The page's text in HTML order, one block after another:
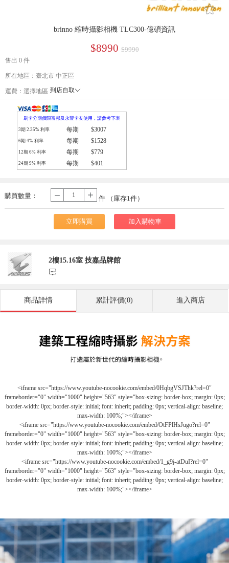
󰄔
brinno 縮時攝影相機 TLC300-億碩資訊
$8990 $9990
售出 0 件
所在地區：臺北市 中正區
運費： 選擇地區 到店自取󰄘
刷卡分期價限富邦及永豐卡友使用，請參考下表
3期 2.35% 利率 每期 $3007
6期 4% 利率 每期 $1528
12期 6% 利率 每期 $779
24期 9% 利率 每期 $401
購買數量：
- 件 （庫存1件）
立即購買 加入購物車
2樓15.16室 技嘉品牌館
󰃨
商品詳情 累計評價(0) 進入商店
<iframe src="https://www.youtube-nocookie.com/embed/0HqbgVSJThk?rel=0"
frameborder="0" width="1000" height="563" style="box-sizing: border-box; margin: 0px;
border-width: 0px; border-style: initial; font: inherit; padding: 0px; vertical-align: baseline;
max-width: 100%;"></iframe>
<iframe src="https://www.youtube-nocookie.com/embed/OtFPlHsJugo?rel=0"
frameborder="0" width="1000" height="563" style="box-sizing: border-box; margin: 0px;
border-width: 0px; border-style: initial; font: inherit; padding: 0px; vertical-align: baseline;
max-width: 100%;"></iframe>
<iframe src="https://www.youtube-nocookie.com/embed/1_g9j-atDuI?rel=0"
frameborder="0" width="1000" height="563" style="box-sizing: border-box; margin: 0px;
border-width: 0px; border-style: initial; font: inherit; padding: 0px; vertical-align: baseline;
max-width: 100%;"></iframe>